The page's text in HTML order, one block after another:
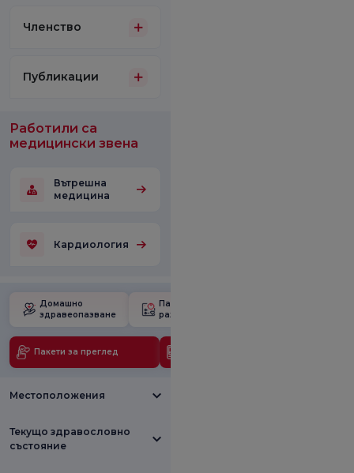
Членство
Публикации
Работили са
медицински звена
Вътрешна
медицина
Кардиология
Домашно
здравеопазване
Пакет за
раждане
Пакети за преглед
Местоположения
Текущо здравословно
състояние